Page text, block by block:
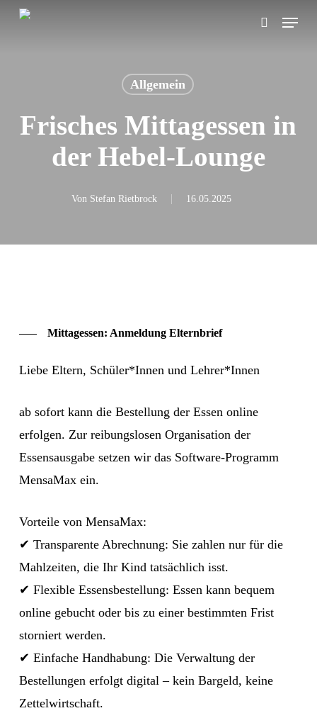
Skip
search
Menu
Allgemein
Frisches Mittagessen in
der Hebel-Lounge
Von Stefan Rietbrock 16.05.2025
Mittagessen: Anmeldung Elternbrief
Liebe Eltern, Schüler*Innen und Lehrer*Innen
ab sofort kann die Bestellung der Essen online
erfolgen. Zur reibungslosen Organisation der
Essensausgabe setzen wir das Software-Programm
MensaMax ein.
Vorteile von MensaMax:
✔ Transparente Abrechnung: Sie zahlen nur für die
Mahlzeiten, die Ihr Kind tatsächlich isst.
✔ Flexible Essensbestellung: Essen kann bequem
online gebucht oder bis zu einer bestimmten Frist
storniert werden.
✔ Einfache Handhabung: Die Verwaltung der
Bestellungen erfolgt digital – kein Bargeld, keine
Zettelwirtschaft.